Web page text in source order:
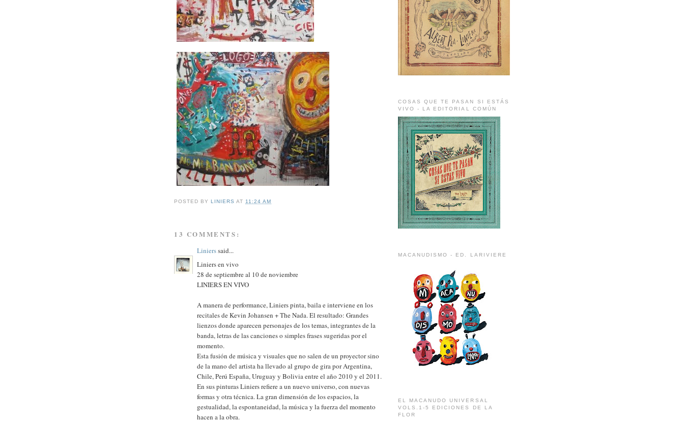
POSTED BY LINIERS AT11:24 AM
13 COMMENTS:
Linierssaid...
Liniers en vivo
28 de septiembre al 10 de noviembre
LINIERS EN VIVO
A manera de performance, Liniers pinta, baila e interviene en los
recitales de Kevin Johansen + The Nada. El resultado: Grandes
lienzos donde aparecen personajes de los temas, integrantes de la
banda, letras de las canciones o simples frases sugeridas por el
momento.
Esta fusión de música y visuales que no salen de un proyector sino
de la mano del artista ha llevado al grupo de gira por Argentina,
Chile, Perú España, Uruguay y Bolivia entre el año 2010 y el 2011.
En sus pinturas Liniers refiere a un nuevo universo, con nuevas
formas y otra técnica. La gran dimensión de los espacios, la
gestualidad, la espontaneidad, la música y la fuerza del momento
hacen a la obra.
COSAS QUE TE PASAN SI ESTÁS
VIVO - LA EDITORIAL COMÚN
MACANUDISMO - ED. LARIVIERE
EL MACANUDO UNIVERSAL
VOLS.1-5 EDICIONES DE LA
FLOR